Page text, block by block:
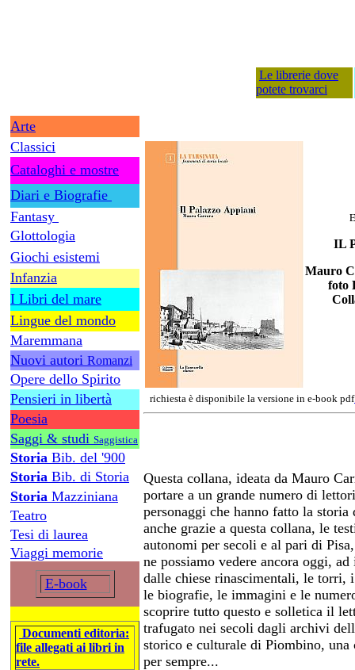
Arte
Classici
Cataloghi e mostre
Diari e Biografie
Fantasy
Glottologia
Giochi esistemi
Infanzia
I Libri del mare
Lingue del mondo
Maremmana
Nuovi autori Romanzi
Opere dello Spirito
Pensieri in libertà
Poesia
Saggi & studi Saggistica
Storia Bib. del '900
Storia Bib. di Storia
Storia Mazziniana
Teatro
Tesi di laurea
Viaggi memorie
E-book
Documenti editoria:
file allegati ai libri in
rete.
Le librerie dove
potete trovarci
IL
Mauro
foto
richiesta è disponibile la versione in e-book pdf
Questa collana, ideata da Mauro
portare a un grande numero di
personaggi che hanno fatto la
anche grazie a questa collana, le
autonomi per secoli e al pari di
ne possiamo vedere ancora oggi,
dalle chiese rinascimentali, le torri,
le biografie, le immagini e le
scoprire tutto questo e solletica il
trafugato nei secoli dagli archivi
storico e culturale di Piombino, una
per sempre...